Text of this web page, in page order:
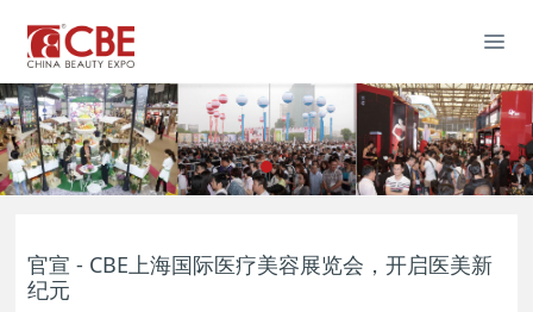
官宣 - CBE上海国际医疗美容展览会，开启医美新
纪元